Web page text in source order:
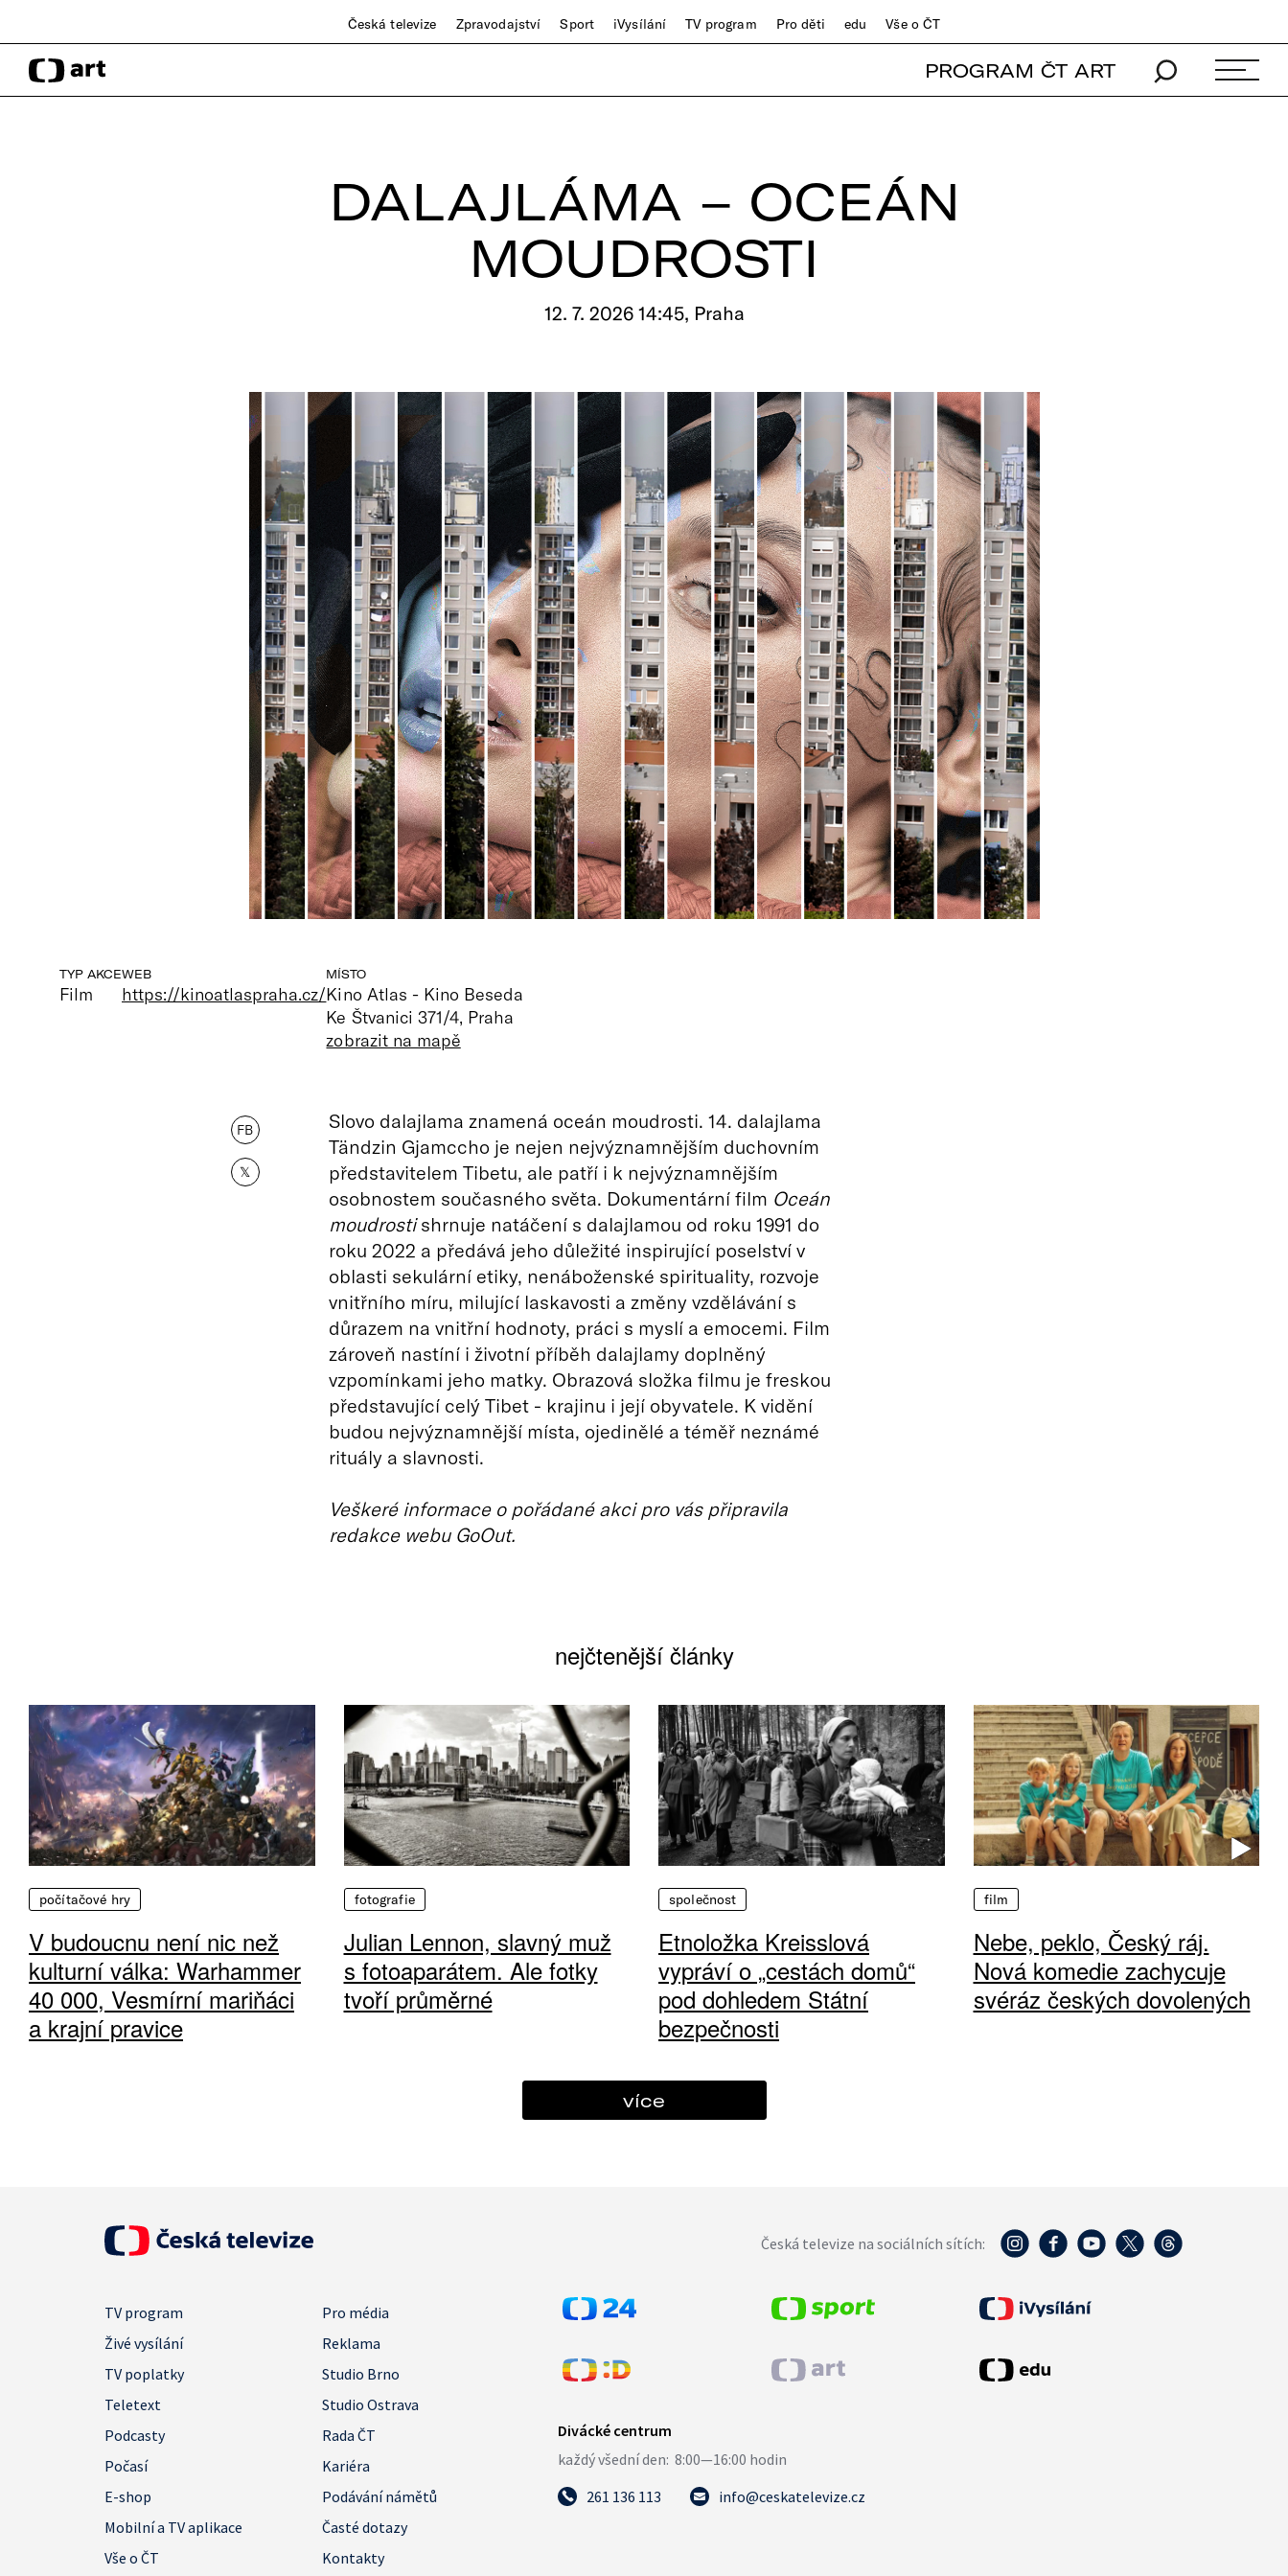
Česká televize Zpravodajství Sport iVysílání TV program Pro děti edu Vše o ČT
PROGRAM ČT ART
DALAJLÁMA – OCEÁN
MOUDROSTI
12. 7. 2026 14:45, Praha
TYP AKCE
Film
WEB
https://kinoatlaspraha.cz/
MÍSTO
Kino Atlas - Kino Beseda
Ke Štvanici 371/4, Praha
zobrazit na mapě
FB
𝕏
Slovo dalajlama znamená oceán moudrosti. 14. dalajlama
Tändzin Gjamccho je nejen nejvýznamnějším duchovním
představitelem Tibetu, ale patří i k nejvýznamnějším
osobnostem současného světa. Dokumentární film Oceán
moudrostishrnuje natáčení s dalajlamou od roku 1991 do
roku 2022 a předává jeho důležité inspirující poselství v
oblasti sekulární etiky, nenáboženské spirituality, rozvoje
vnitřního míru, milující laskavosti a změny vzdělávání s
důrazem na vnitřní hodnoty, práci s myslí a emocemi. Film
zároveň nastíní i životní příběh dalajlamy doplněný
vzpomínkami jeho matky. Obrazová složka filmu je freskou
představující celý Tibet - krajinu i její obyvatele. K vidění
budou nejvýznamnější místa, ojedinělé a téměř neznámé
rituály a slavnosti.
Veškeré informace o pořádané akci pro vás připravila
redakce webu GoOut.
nejčtenější články
počítačové hry
V budoucnu není nic než
kulturní válka: Warhammer
40 000, Vesmírní mariňáci
a krajní pravice
fotografie
Julian Lennon, slavný muž
s fotoaparátem. Ale fotky
tvoří průměrné
společnost
Etnoložka Kreisslová
vypráví o „cestách domů“
pod dohledem Státní
bezpečnosti
film
Nebe, peklo, Český ráj.
Nová komedie zachycuje
svéráz českých dovolených
více
Česká televize na sociálních sítích:
TV program
Pro média
Živé vysílání
Reklama
TV poplatky
Studio Brno
Teletext
Studio Ostrava
Podcasty
Rada ČT
Počasí
Kariéra
E-shop
Podávání námětů
Mobilní a TV aplikace
Časté dotazy
Vše o ČT
Kontakty
261 136 113 info@ceskatelevize.cz